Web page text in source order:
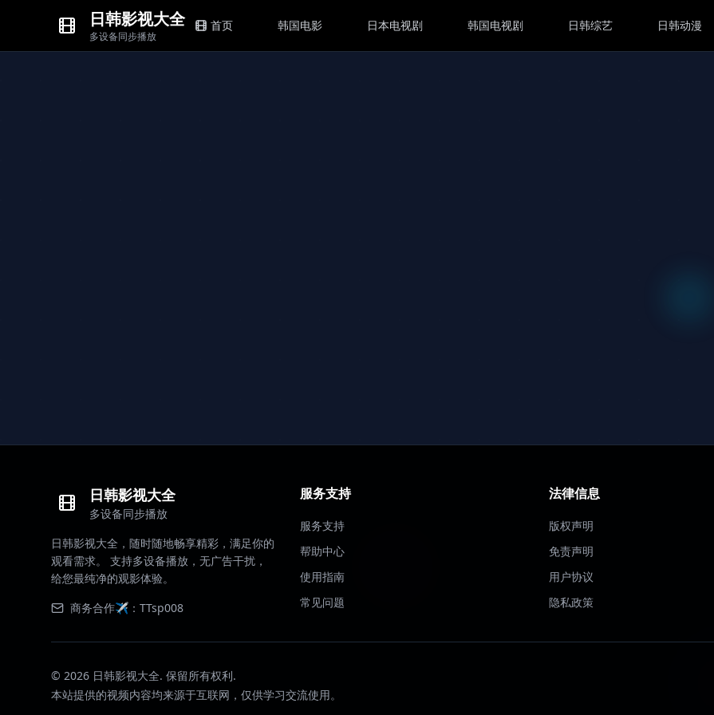
日韩影视大全
多设备同步播放
首页 韩国电影 日本电视剧 韩国电视剧 日韩综艺 日韩动漫
日韩影视大全
多设备同步播放
日韩影视大全，随时随地畅享精彩，满足你的
观看需求。 支持多设备播放，无广告干扰，
给您最纯净的观影体验。
商务合作✈️：TTsp008
服务支持
服务支持
帮助中心
使用指南
常见问题
法律信息
版权声明
免责声明
用户协议
隐私政策
© 2026 日韩影视大全. 保留所有权利.
本站提供的视频内容均来源于互联网，仅供学习交流使用。